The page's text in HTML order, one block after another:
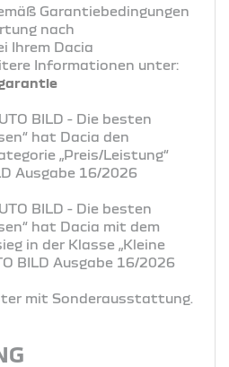
Garantiebedingungen
nach
Ihrem Dacia
Informationen unter:
BILD - Die besten
hat Dacia den
„Preis/Leistung“
Ausgabe 16/2026
BILD - Die besten
hat Dacia mit dem
in der Klasse „Kleine
BILD Ausgabe 16/2026
mit Sonderausstattung.